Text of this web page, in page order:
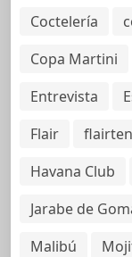
Coctelería
Copa Martini
Entrevista
Flair
Havana Club
Jarabe de
Malibú